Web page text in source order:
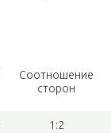
Соотношение
сторон
1:2